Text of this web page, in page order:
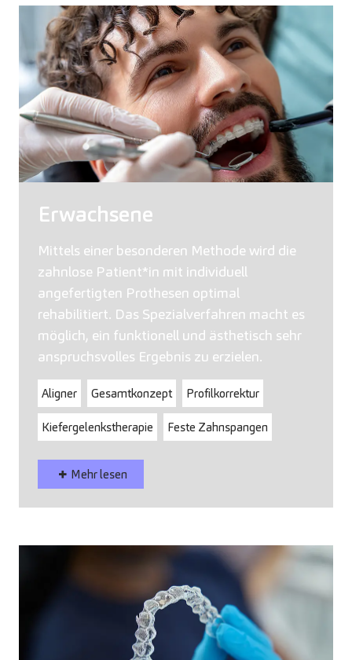
Erwachsene
Mittels einer besonderen Methode wird die
zahnlose Patient*in mit individuell
angefertigten Prothesen optimal
rehabilitiert. Das Spezialverfahren macht es
möglich, ein funktionell und ästhetisch sehr
anspruchsvolles Ergebnis zu erzielen.
Aligner Gesamtkonzept Profilkorrektur
Kiefergelenkstherapie Feste Zahnspangen
Mehr lesen